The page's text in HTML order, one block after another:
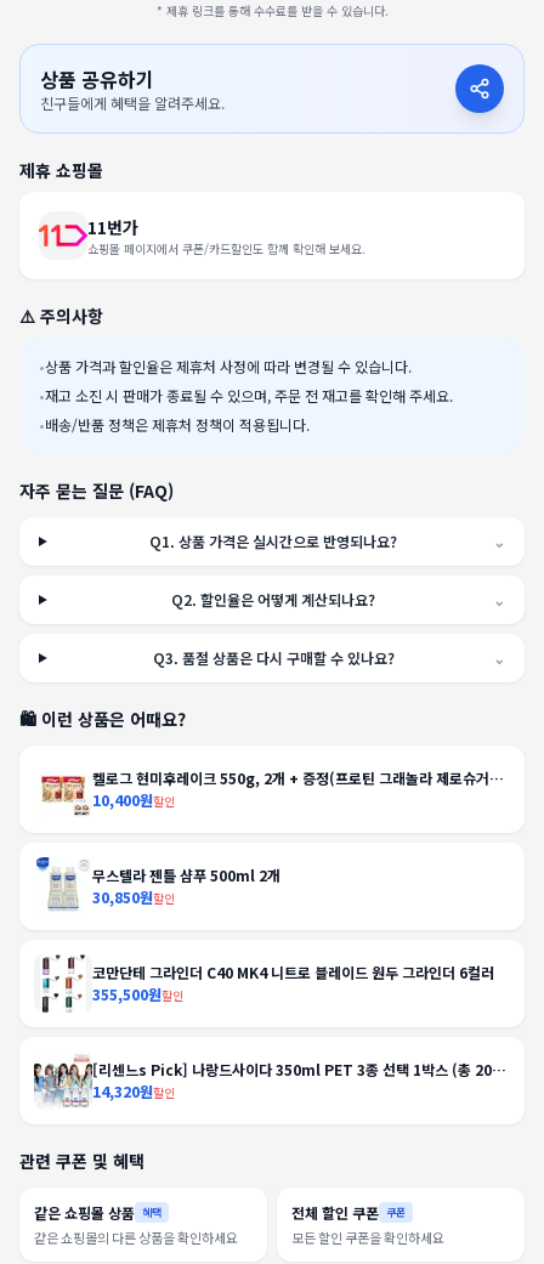
* 제휴 링크를 통해 수수료를 받을 수 있습니다.
상품 공유하기
친구들에게 혜택을 알려주세요.
제휴 쇼핑몰
11번가
쇼핑몰 페이지에서 쿠폰/카드할인도 함께 확인해 보세요.
⚠️ 주의사항
•상품 가격과 할인율은 제휴처 사정에 따라 변경될 수 있습니다.
•재고 소진 시 판매가 종료될 수 있으며, 주문 전 재고를 확인해 주세요.
•배송/반품 정책은 제휴처 정책이 적용됩니다.
자주 묻는 질문 (FAQ)
Q1.상품 가격은 실시간으로 반영되나요? ⌄
Q2.할인율은 어떻게 계산되나요? ⌄
Q3. 품절 상품은 다시 구매할 수 있나요? ⌄
🛍️ 이런 상품은 어때요?
켈로그 현미후레이크 550g, 2개 + 증정(프로틴 그래놀라 제로슈거
40g, 2개)
10,400원할인
무스텔라 젠틀 샴푸 500ml 2개
30,850원할인
코만단테 그라인더 C40 MK4 니트로 블레이드 원두 그라인더 6컬러
355,500원할인
[리센느s Pick] 나랑드사이다 350ml PET 3종 선택 1박스 (총 20
입)
14,320원할인
관련 쿠폰 및 혜택
같은 쇼핑몰 상품 혜택
같은 쇼핑몰의 다른 상품을 확인하세요
전체 할인 쿠폰 쿠폰
모든 할인 쿠폰을 확인하세요